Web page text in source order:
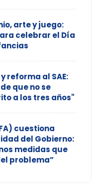
arte y juego:
celebrar el Día
reforma al SAE:
que no se
a los tres años"
cuestiona
del Gobierno:
medidas que
problema”